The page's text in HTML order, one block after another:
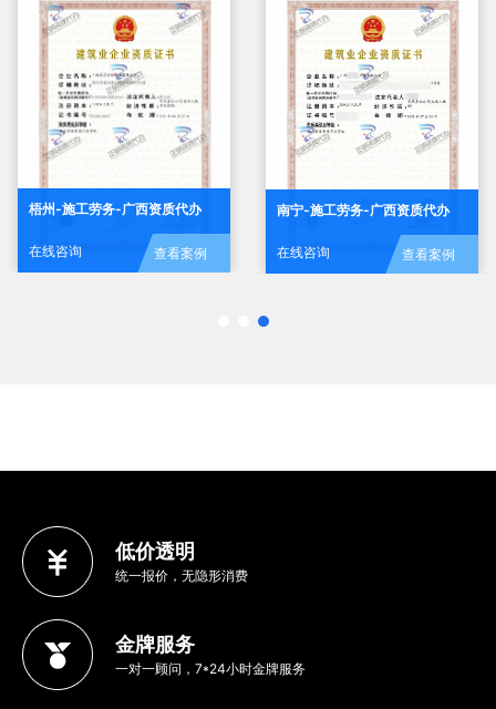
梧州-施工劳务-广西资质代办
在线咨询 查看案例
南宁-施工劳务-广西资质代办
在线咨询 查看案例
低价透明
统一报价，无隐形消费
金牌服务
一对一顾问，7*24小时金牌服务